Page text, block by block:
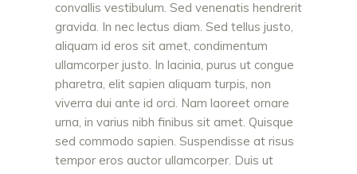
convallis vestibulum. Sed venenatis hendrerit
gravida. In nec lectus diam. Sed tellus justo,
aliquam id eros sit amet, condimentum
ullamcorper justo. In lacinia, purus ut congue
pharetra, elit sapien aliquam turpis, non
viverra dui ante id orci. Nam laoreet ornare
urna, in varius nibh finibus sit amet. Quisque
sed commodo sapien. Suspendisse at risus
tempor eros auctor ullamcorper. Duis ut